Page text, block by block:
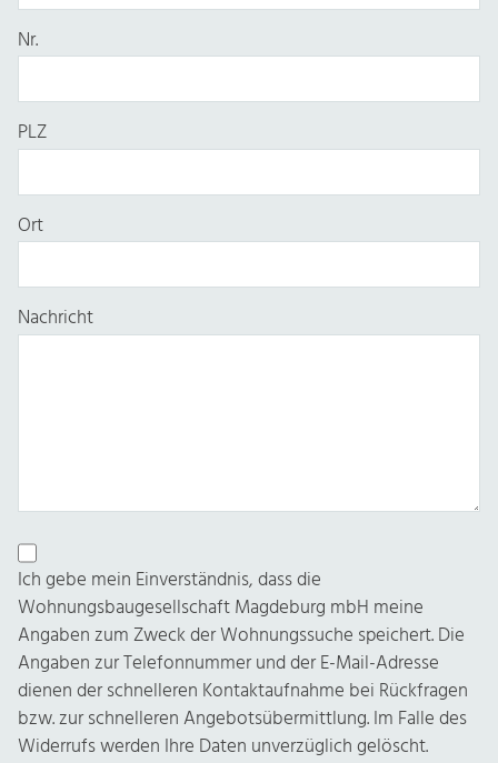
Nr.
PLZ
Ort
Nachricht
Ich gebe mein Einverständnis, dass die
Wohnungsbaugesellschaft Magdeburg mbH meine
Angaben zum Zweck der Wohnungssuche speichert. Die
Angaben zur Telefonnummer und der E-Mail-Adresse
dienen der schnelleren Kontaktaufnahme bei Rückfragen
bzw. zur schnelleren Angebotsübermittlung. Im Falle des
Widerrufs werden Ihre Daten unverzüglich gelöscht.